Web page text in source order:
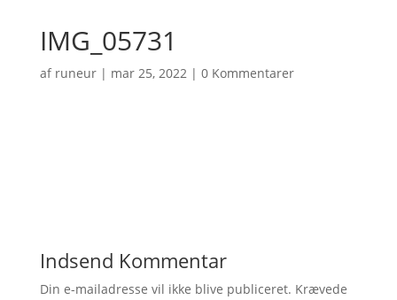
IMG_05731
af runeur| mar 25, 2022| 0 Kommentarer
Indsend Kommentar
Din e-mailadresse vil ikke blive publiceret. Krævede